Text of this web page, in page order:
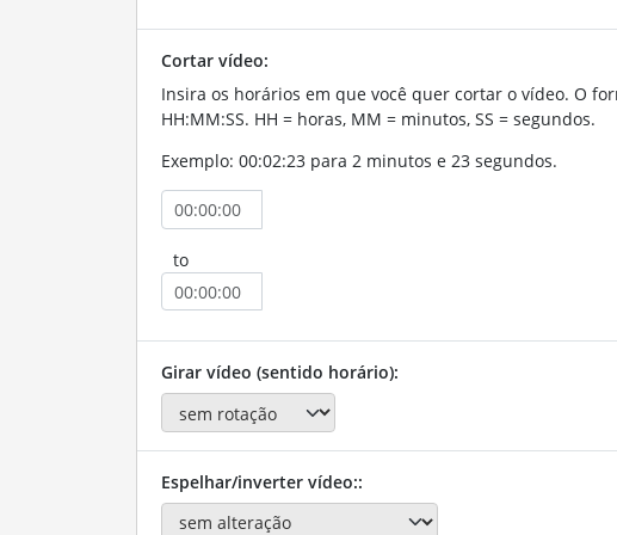
Cortar vídeo:
Insira os horários em que você quer cortar o vídeo. O
HH:MM:SS. HH = horas, MM = minutos, SS = segundos.
Exemplo: 00:02:23 para 2 minutos e 23 segundos.
to
Girar vídeo (sentido horário):
Espelhar/inverter vídeo::